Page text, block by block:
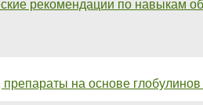
на основе глобулинов